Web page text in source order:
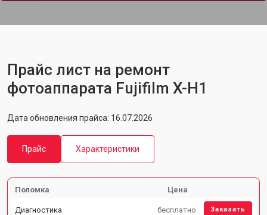
Прайс лист на ремонт
фотоаппарата Fujifilm X-H1
Дата обновления прайса: 16.07.2026
Прайс Характеристики
Поломка Цена
Диагностика бесплатно Заказать